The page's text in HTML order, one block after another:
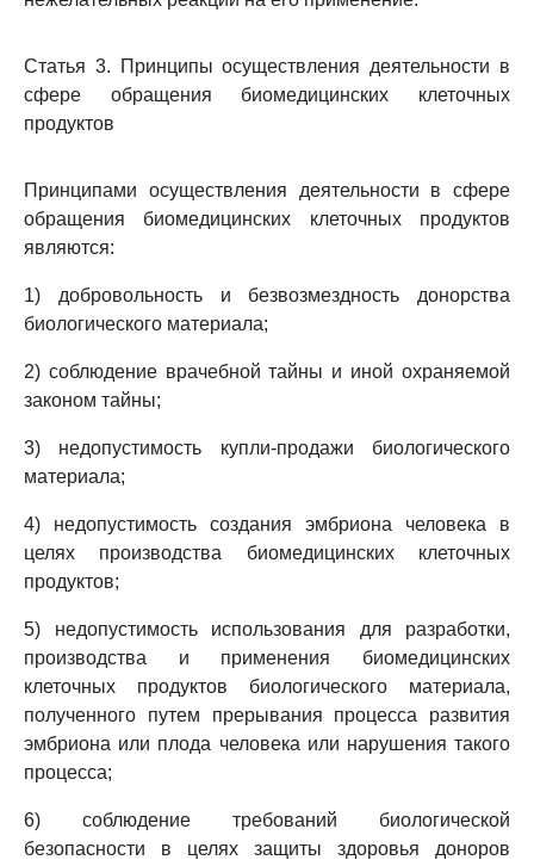
Статья 3. Принципы осуществления деятельности в
сфере обращения биомедицинских клеточных
продуктов
Принципами осуществления деятельности в сфере
обращения биомедицинских клеточных продуктов
являются:
1) добровольность и безвозмездность донорства
биологического материала;
2) соблюдение врачебной тайны и иной охраняемой
законом тайны;
3) недопустимость купли-продажи биологического
материала;
4) недопустимость создания эмбриона человека в
целях производства биомедицинских клеточных
продуктов;
5) недопустимость использования для разработки,
производства и применения биомедицинских
клеточных продуктов биологического материала,
полученного путем прерывания процесса развития
эмбриона или плода человека или нарушения такого
процесса;
6) соблюдение требований биологической
безопасности в целях защиты здоровья доноров